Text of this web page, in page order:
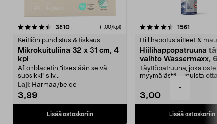
-
3810arvostelut (1,00/kpl)
Keittiön puhdistus & tiskaus
Mikrokuituliina 32 x 31 cm, 4
kpl
Aftonbladetin "itsestään selvä
suosikki" siiv...
Laji: Harmaa/beige
3,99
Lisää ostoskoriin
4.5viidestä
1561
Hiilihapotuslaitteet &
Hiilihappopatruuna
vaihto Wassermaxx,
Täyttöpatruuna, joka
myymälästä – muista
3,00
Lisää ostoskoriin
4.5viidestä